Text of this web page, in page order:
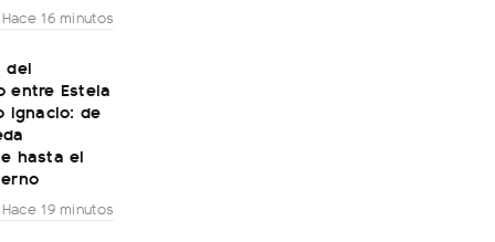
Hace 16 minutos
del
entre Estela
Ignacio: de
hasta el
Hace 19 minutos